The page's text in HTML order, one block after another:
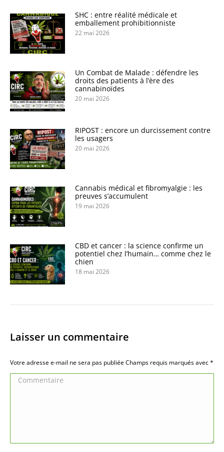
SHC : entre réalité médicale et
emballement prohibitionniste
22 mai 2026
Un Combat de Malade : défendre les
droits des patients à l’ère des
cannabinoïdes
20 mai 2026
RIPOST : encore un durcissement contre
les usagers
20 mai 2026
Cannabis médical et fibromyalgie : les
preuves s’accumulent
19 mai 2026
CBD et cancer : la science confirme un
potentiel chez l’humain… comme chez le
chien
18 mai 2026
Laisser un commentaire
Votre adresse e-mail ne sera pas publiée Champs requis marqués avec*
Commentaire